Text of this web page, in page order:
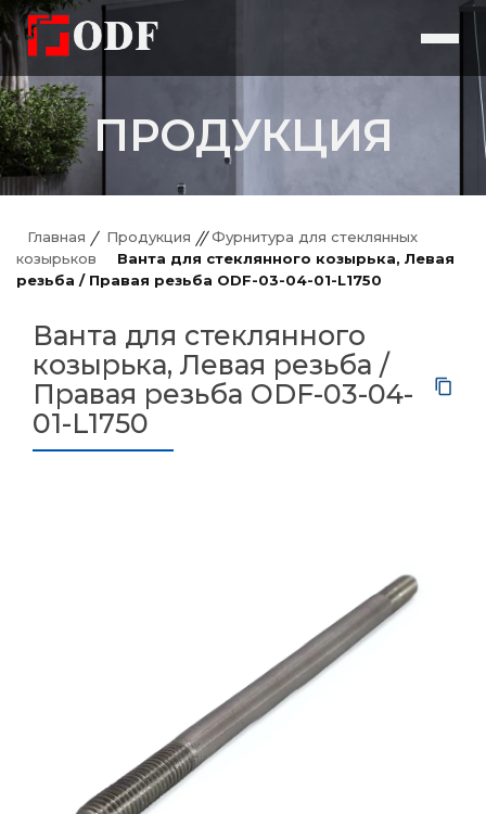
ПРОДУКЦИЯ
Главная Продукция
Фурнитура для стеклянных
козырьков
Ванта для стеклянного козырька, Левая
резьба / Правая резьба ODF-03-04-01-L1750
Ванта для стеклянного
козырька, Левая резьба /
Правая резьба ODF-03-04-
01-L1750